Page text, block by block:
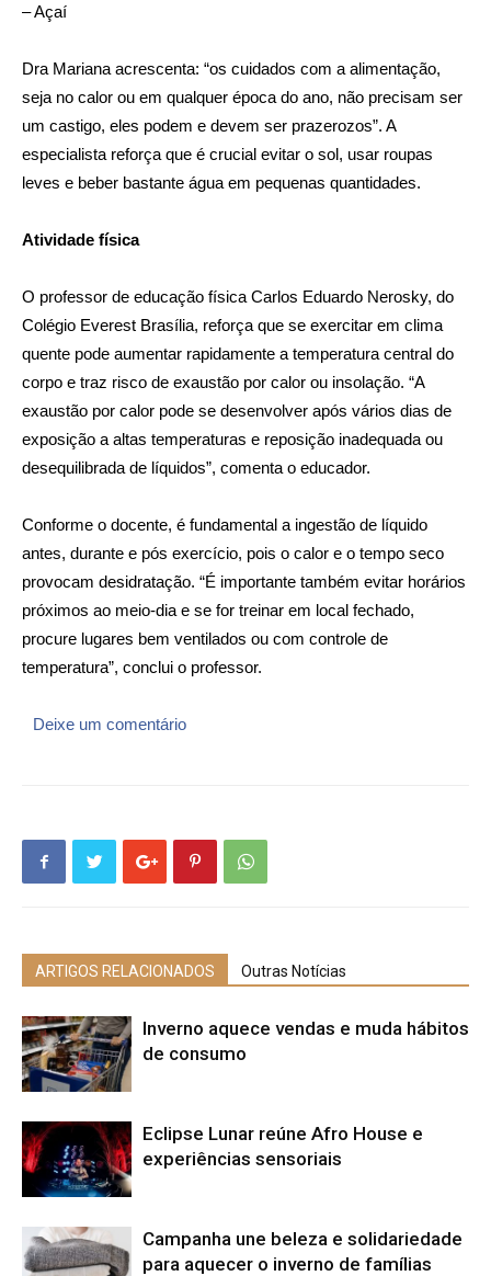
– Açaí
Dra Mariana acrescenta: “os cuidados com a alimentação,
seja no calor ou em qualquer época do ano, não precisam ser
um castigo, eles podem e devem ser prazerozos”. A
especialista reforça que é crucial evitar o sol, usar roupas
leves e beber bastante água em pequenas quantidades.
Atividade física
O professor de educação física Carlos Eduardo Nerosky, do
Colégio Everest Brasília, reforça que se exercitar em clima
quente pode aumentar rapidamente a temperatura central do
corpo e traz risco de exaustão por calor ou insolação. “A
exaustão por calor pode se desenvolver após vários dias de
exposição a altas temperaturas e reposição inadequada ou
desequilibrada de líquidos”, comenta o educador.
Conforme o docente, é fundamental a ingestão de líquido
antes, durante e pós exercício, pois o calor e o tempo seco
provocam desidratação. “É importante também evitar horários
próximos ao meio-dia e se for treinar em local fechado,
procure lugares bem ventilados ou com controle de
temperatura”, conclui o professor.
Deixe um comentário
ARTIGOS RELACIONADOS Outras Notícias
Inverno aquece vendas e muda hábitos
de consumo
Eclipse Lunar reúne Afro House e
experiências sensoriais
Campanha une beleza e solidariedade
para aquecer o inverno de famílias